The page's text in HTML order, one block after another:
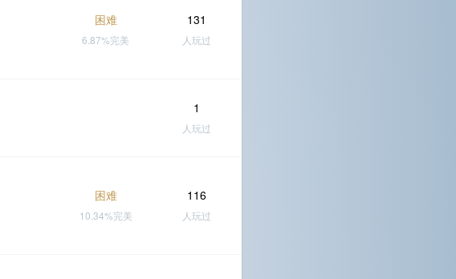
困难
6.87%完美
131
人玩过
1
人玩过
困难
10.34%完美
116
人玩过